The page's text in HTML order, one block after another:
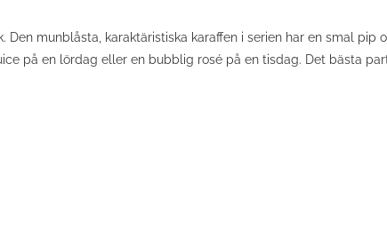
munblåsta, karaktäristiska karaffen i serien har en smal pip
på en lördag eller en bubblig rosé på en tisdag. Det bästa